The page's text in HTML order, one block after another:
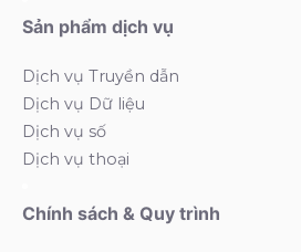
Sản phẩm dịch vụ
Dịch vụ Truyền dẫn
Dịch vụ Dữ liệu
Dịch vụ số
Dịch vụ thoại
Chính sách & Quy trình